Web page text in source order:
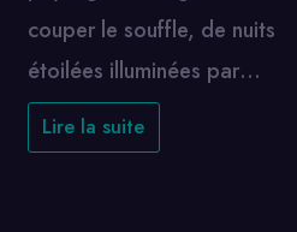
couper le souffle, de nuits
étoilées illuminées par…
Lire la suite